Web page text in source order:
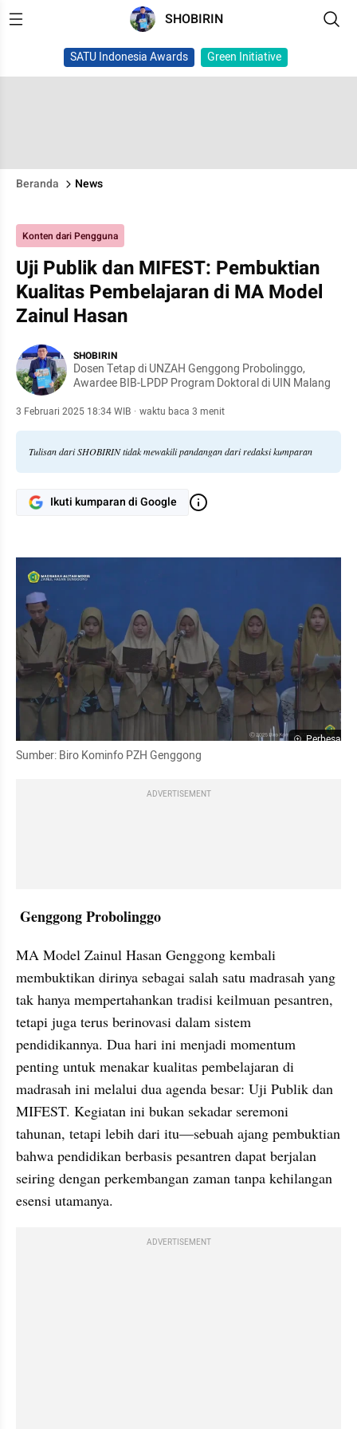
SHOBIRIN
SATU Indonesia Awards Green Initiative
Beranda News
Konten dari Pengguna
Uji Publik dan MIFEST: Pembuktian
Kualitas Pembelajaran di MA Model
Zainul Hasan
SHOBIRIN
Dosen Tetap di UNZAH Genggong Probolinggo,
Awardee BIB-LPDP Program Doktoral di UIN Malang
3 Februari 2025 18:34 WIB · waktu baca 3 menit
Tulisan dari SHOBIRIN tidak mewakili pandangan dari redaksi kumparan
Ikuti kumparan di Google
Perbesar
Sumber: Biro Kominfo PZH Genggong
ADVERTISEMENT
Genggong Probolinggo
MA Model Zainul Hasan Genggong kembali
membuktikan dirinya sebagai salah satu madrasah yang
tak hanya mempertahankan tradisi keilmuan pesantren,
tetapi juga terus berinovasi dalam sistem
pendidikannya. Dua hari ini menjadi momentum
penting untuk menakar kualitas pembelajaran di
madrasah ini melalui dua agenda besar: Uji Publik dan
MIFEST. Kegiatan ini bukan sekadar seremoni
tahunan, tetapi lebih dari itu—sebuah ajang pembuktian
bahwa pendidikan berbasis pesantren dapat berjalan
seiring dengan perkembangan zaman tanpa kehilangan
esensi utamanya.
ADVERTISEMENT